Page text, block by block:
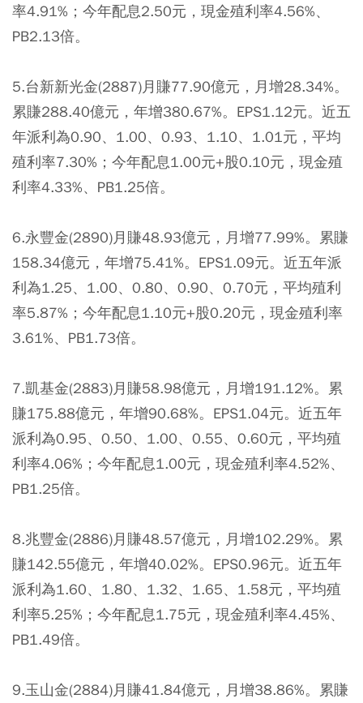
率4.91%；今年配息2.50元，現金殖利率4.56%、
PB2.13倍。
5.台新新光金(2887)月賺77.90億元，月增28.34%。
累賺288.40億元，年增380.67%。EPS1.12元。近五
年派利為0.90、1.00、0.93、1.10、1.01元，平均
殖利率7.30%；今年配息1.00元+股0.10元，現金殖
利率4.33%、PB1.25倍。
6.永豐金(2890)月賺48.93億元，月增77.99%。累賺
158.34億元，年增75.41%。EPS1.09元。近五年派
利為1.25、1.00、0.80、0.90、0.70元，平均殖利
率5.87%；今年配息1.10元+股0.20元，現金殖利率
3.61%、PB1.73倍。
7.凱基金(2883)月賺58.98億元，月增191.12%。累
賺175.88億元，年增90.68%。EPS1.04元。近五年
派利為0.95、0.50、1.00、0.55、0.60元，平均殖
利率4.06%；今年配息1.00元，現金殖利率4.52%、
PB1.25倍。
8.兆豐金(2886)月賺48.57億元，月增102.29%。累
賺142.55億元，年增40.02%。EPS0.96元。近五年
派利為1.60、1.80、1.32、1.65、1.58元，平均殖
利率5.25%；今年配息1.75元，現金殖利率4.45%、
PB1.49倍。
9.玉山金(2884)月賺41.84億元，月增38.86%。累賺